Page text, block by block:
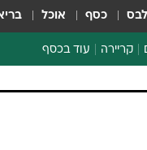
כסף אוכל
קריירה עוד בכסף